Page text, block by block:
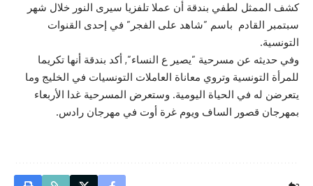
كشف الممثل لطفي بندقة أن عملا تلفزيا سيرى النور خلال شهر
سبتمبر القادم باسم ”شاهد على الفجر” في إحدى القنوات
التونسية.
وفي حديثه عن مسرحية ”يصير ع النساء”, أكد بندقة أنها تكريما
للمرأة التونسية وتروي معاناة العاملات التونسيات في الخليج وما
يتعرضن له في الحياة اليومية. وستعرض المسرحية غدا الأربعاء
بمهرجان قصور الساف ويوم غرة أوت في مهرجان رادس.